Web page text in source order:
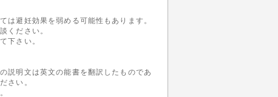
は避妊効果を弱める可能性もあります。
ください。
下さい。
説明文は英文の能書を翻訳したものであ
さい。